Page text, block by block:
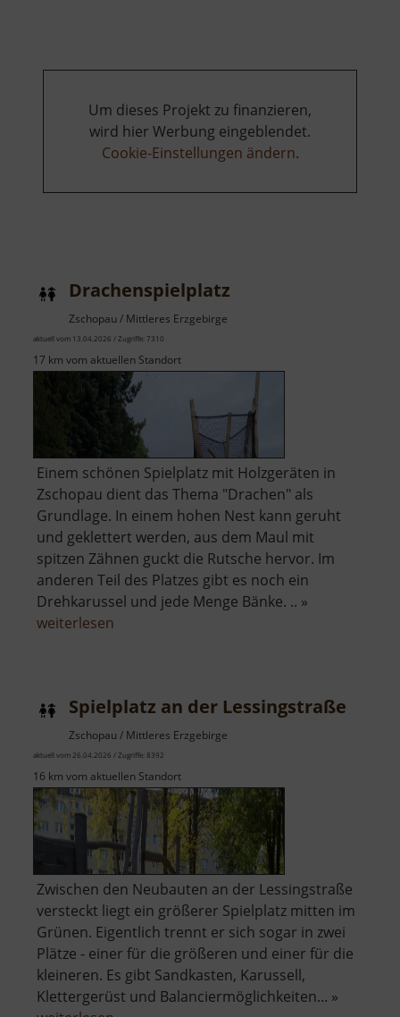
Um dieses Projekt zu finanzieren,
wird hier Werbung eingeblendet.
Cookie-Einstellungen ändern.
Drachenspielplatz
Zschopau / Mittleres Erzgebirge
aktuell vom 13.04.2026 / Zugriffe: 7310
17 km vom aktuellen Standort
Einem schönen Spielplatz mit Holzgeräten in
Zschopau dient das Thema "Drachen" als
Grundlage. In einem hohen Nest kann geruht
und geklettert werden, aus dem Maul mit
spitzen Zähnen guckt die Rutsche hervor. Im
anderen Teil des Platzes gibt es noch ein
Drehkarussel und jede Menge Bänke. .. »
weiterlesen
Spielplatz an der Lessingstraße
Zschopau / Mittleres Erzgebirge
aktuell vom 26.04.2026 / Zugriffe: 8392
16 km vom aktuellen Standort
Zwischen den Neubauten an der Lessingstraße
versteckt liegt ein größerer Spielplatz mitten im
Grünen. Eigentlich trennt er sich sogar in zwei
Plätze - einer für die größeren und einer für die
kleineren. Es gibt Sandkasten, Karussell,
Klettergerüst und Balanciermöglichkeiten... »